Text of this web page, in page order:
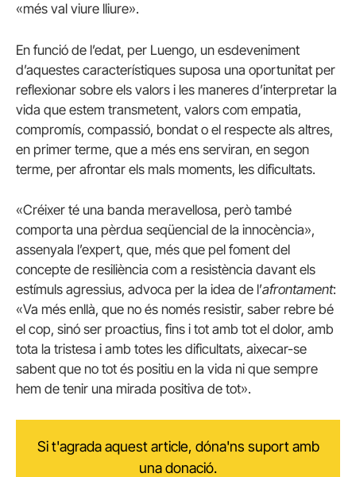
«més val viure lliure».
En funció de l’edat, per Luengo, un esdeveniment
d’aquestes característiques suposa una oportunitat per
reflexionar sobre els valors i les maneres d’interpretar la
vida que estem transmetent, valors com empatia,
compromís, compassió, bondat o el respecte als altres,
en primer terme, que a més ens serviran, en segon
terme, per afrontar els mals moments, les dificultats.
«Créixer té una banda meravellosa, però també
comporta una pèrdua seqüencial de la innocència»,
assenyala l’expert, que, més que pel foment del
concepte de resiliència com a resistència davant els
estímuls agressius, advoca per la idea de l’afrontament:
«Va més enllà, que no és només resistir, saber rebre bé
el cop, sinó ser proactius, fins i tot amb tot el dolor, amb
tota la tristesa i amb totes les dificultats, aixecar-se
sabent que no tot és positiu en la vida ni que sempre
hem de tenir una mirada positiva de tot».
Si t'agrada aquest article, dóna'ns suport amb
una donació.